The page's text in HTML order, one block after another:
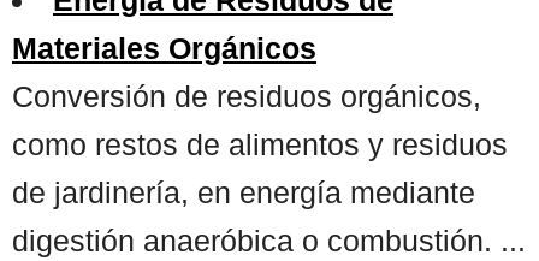
Materiales Orgánicos
Conversión de residuos orgánicos,
como restos de alimentos y residuos
de jardinería, en energía mediante
digestión anaeróbica o combustión. ...